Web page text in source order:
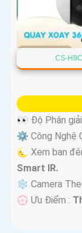
CS-
👀 Độ Phân
⚙ Công Nghệ
🌜 Xem ban
Smart IR.
❄ Camera
️💮 Ưu Điểm :